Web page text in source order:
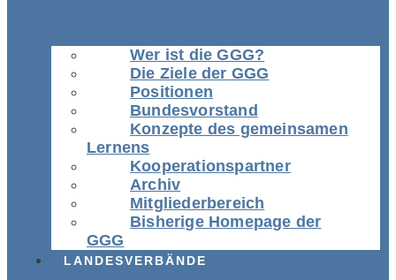
Wer ist die GGG?
Die Ziele der GGG
Positionen
Bundesvorstand
Konzepte des gemeinsamen
Lernens
Kooperationspartner
Archiv
Mitgliederbereich
Bisherige Homepage der
GGG
LANDESVERBÄNDE